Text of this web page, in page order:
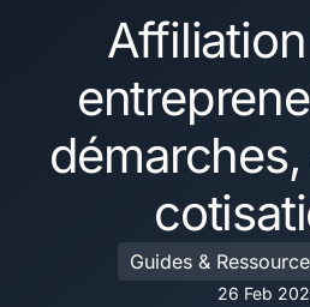
Guides &
26 Feb